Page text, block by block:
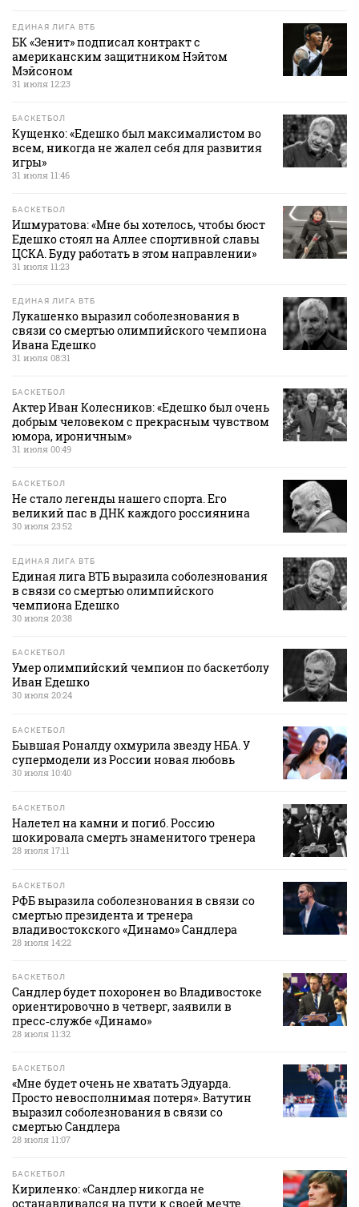
ЕДИНАЯ ЛИГА ВТБ
БК «Зенит» подписал контракт с
американским защитником Нэйтом
Мэйсоном
31 июля 12:23
БАСКЕТБОЛ
Кущенко: «Едешко был максималистом во
всем, никогда не жалел себя для развития
игры»
31 июля 11:46
БАСКЕТБОЛ
Ишмуратова: «Мне бы хотелось, чтобы бюст
Едешко стоял на Аллее спортивной славы
ЦСКА. Буду работать в этом направлении»
31 июля 11:23
ЕДИНАЯ ЛИГА ВТБ
Лукашенко выразил соболезнования в
связи со смертью олимпийского чемпиона
Ивана Едешко
31 июля 08:31
БАСКЕТБОЛ
Актер Иван Колесников: «Едешко был очень
добрым человеком с прекрасным чувством
юмора, ироничным»
31 июля 00:49
БАСКЕТБОЛ
Не стало легенды нашего спорта. Его
великий пас в ДНК каждого россиянина
30 июля 23:52
ЕДИНАЯ ЛИГА ВТБ
Единая лига ВТБ выразила соболезнования
в связи со смертью олимпийского
чемпиона Едешко
30 июля 20:38
БАСКЕТБОЛ
Умер олимпийский чемпион по баскетболу
Иван Едешко
30 июля 20:24
БАСКЕТБОЛ
Бывшая Роналду охмурила звезду НБА. У
супермодели из России новая любовь
30 июля 10:40
БАСКЕТБОЛ
Налетел на камни и погиб. Россию
шокировала смерть знаменитого тренера
28 июля 17:11
БАСКЕТБОЛ
РФБ выразила соболезнования в связи со
смертью президента и тренера
владивостокского «Динамо» Сандлера
28 июля 14:22
БАСКЕТБОЛ
Сандлер будет похоронен во Владивостоке
ориентировочно в четверг, заявили в
пресс‑службе «Динамо»
28 июля 11:32
БАСКЕТБОЛ
«Мне будет очень не хватать Эдуарда.
Просто невосполнимая потеря». Ватутин
выразил соболезнования в связи со
смертью Сандлера
28 июля 11:07
БАСКЕТБОЛ
Кириленко: «Сандлер никогда не
останавливался на пути к своей мечте.